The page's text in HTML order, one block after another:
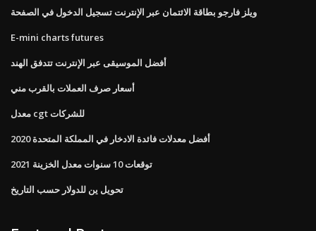
ويلز فارجو بطاقة الائتمان عبر الإنترنت تسجيل الدخول في الصفحة
E-mini charts futures
أفضل الموسيقى عبر الإنترنت تتدفق الهند
أسعار صرف العملات بالقرب مني
معدل cgt للشركات
أفضل معدلات فائدة الادخار في المملكة المتحدة 2020
توقعات 10 سنوات معدل الخزينة 2021
تحويل ين للدولار حسب التاريخ